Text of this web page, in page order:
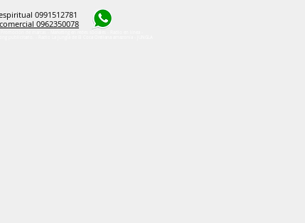
0991512781
0962350078